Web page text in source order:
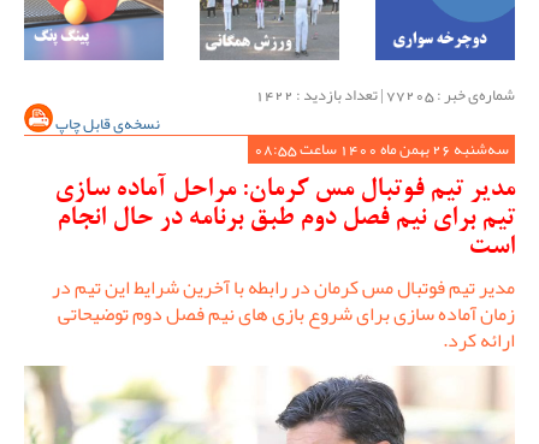
شماره‌ی خبر : ‌77205 | تعداد بازدید : 1422
نسخه‌ی قابل چاپ
سه‌شنبه 26 بهمن ماه 1400 ساعت 08:55
مدیر تیم فوتبال مس کرمان: مراحل آماده سازی
تیم برای نیم فصل دوم طبق برنامه در حال انجام
است
مدیر تیم فوتبال مس کرمان در رابطه با آخرین شرایط این تیم در
زمان آماده سازی برای شروع بازی های نیم فصل دوم توضیحاتی
ارائه کرد.